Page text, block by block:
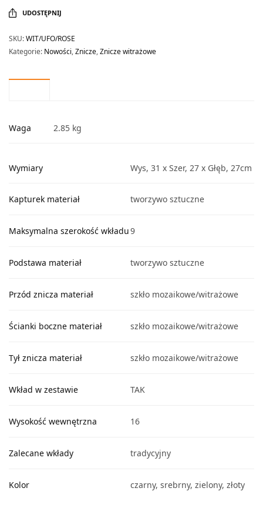
UDOSTĘPNIJ
SKU:WIT/UFO/ROSE
Kategorie: Nowości,Znicze,Znicze witrażowe
Waga 2.85 kg
Wymiary Wys, 31 x Szer, 27 x Głęb, 27cm
Kapturek materiał tworzywo sztuczne
Maksymalna szerokość wkładu9
Podstawa materiał tworzywo sztuczne
Przód znicza materiał szkło mozaikowe/witrażowe
Ścianki boczne materiał szkło mozaikowe/witrażowe
Tył znicza materiał szkło mozaikowe/witrażowe
Wkład w zestawie TAK
Wysokość wewnętrzna 16
Zalecane wkłady tradycyjny
Kolor czarny, srebrny, zielony, złoty